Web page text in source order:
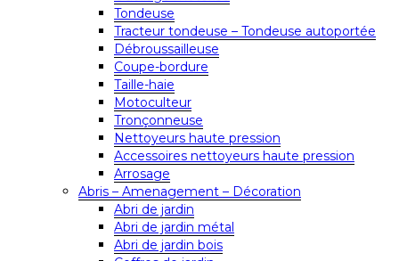
Tondeuse
Tracteur tondeuse – Tondeuse autoportée
Débroussailleuse
Coupe-bordure
Taille-haie
Motoculteur
Tronçonneuse
Nettoyeurs haute pression
Accessoires nettoyeurs haute pression
Arrosage
Abris – Amenagement – Décoration
Abri de jardin
Abri de jardin métal
Abri de jardin bois